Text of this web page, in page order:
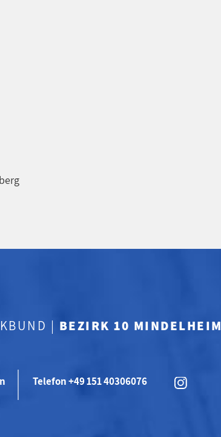
| BEZIRK 10 MINDELHEIM
Telefon +49 151 40306076